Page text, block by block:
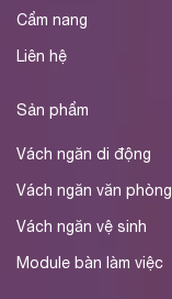
Cẩm nang
Liên hệ
Sản phẩm
Vách ngăn di động
Vách ngăn văn phòng
Vách ngăn vệ sinh
Module bàn làm việc